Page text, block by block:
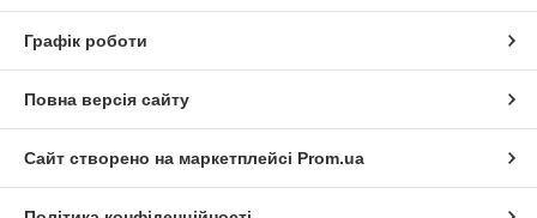
Графік роботи
Повна версія сайту
Сайт створено на маркетплейсі Prom.ua